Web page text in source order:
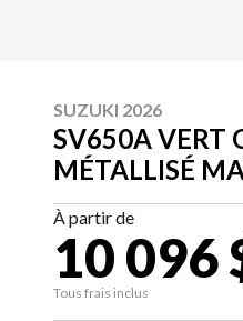
SUZUKI 2026
SV650A VERT
MÉTALLISÉ
À partir de
10 096
Tous frais inclus